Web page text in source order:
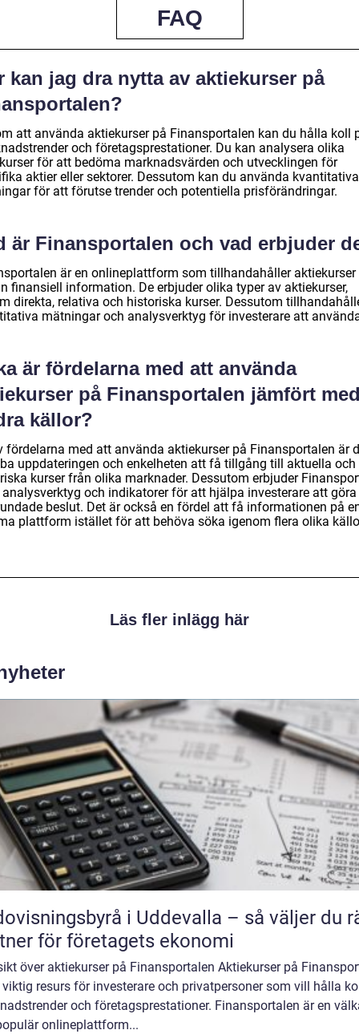
FAQ
kan jag dra nytta av aktiekurser på
att använda aktiekurser på Finansportalen kan du hålla koll
och företagsprestationer. Du kan analysera olika
för att bedöma marknadsvärden och utvecklingen för
aktier eller sektorer. Dessutom kan du använda kvantitativa
för att förutse trender och potentiella prisförändringar.
är Finansportalen och vad erbjuder
är en onlineplattform som tillhandahåller aktiekurser
finansiell information. De erbjuder olika typer av aktiekurser,
direkta, relativa och historiska kurser. Dessutom
mätningar och analysverktyg för investerare att
är fördelarna med att använda
på Finansportalen jämfört
källor?
fördelarna med att använda aktiekurser på Finansportalen är
uppdateringen och enkelheten att få tillgång till aktuella och
kurser från olika marknader. Dessutom erbjuder
och indikatorer för att hjälpa investerare att göra
beslut. Det är också en fördel att få informationen på
plattform istället för att behöva söka igenom flera olika
Läs fler inlägg här
i Uddevalla – så väljer du
för företagets ekonomi
över aktiekurser på Finansportalen Aktiekurser på
viktig resurs för investerare och privatpersoner som vill hålla
och företagsprestationer. Finansportalen är en
onlineplattform...